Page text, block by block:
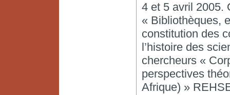
4 et 5 avril 2005.
« Bibliothèques,
constitution des
l’histoire des
chercheurs «
perspectives
Afrique) »